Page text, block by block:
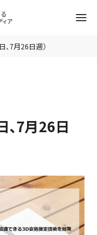
ア
、7月26日週）
、7月26日